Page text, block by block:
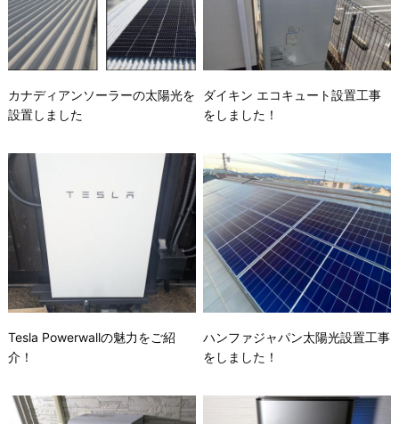
カナディアンソーラーの太陽光を
設置しました
ダイキン エコキュート設置工事
をしました！
Tesla Powerwallの魅力をご紹
介！
ハンファジャパン太陽光設置工事
をしました！